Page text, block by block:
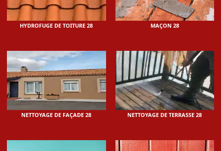
HYDROFUGE DE TOITURE 28 MAÇON 28
NETTOYAGE DE FAÇADE 28 NETTOYAGE DE TERRASSE 28